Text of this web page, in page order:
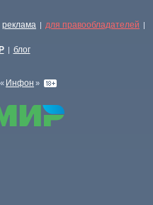
реклама | для правообладателей |
| блог
Инфон »